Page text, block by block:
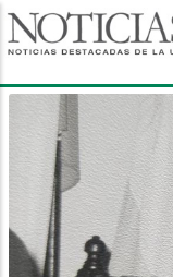
Pasar
al
principal